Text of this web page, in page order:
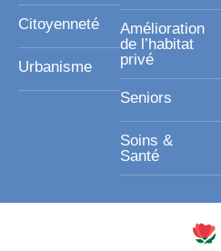
Citoyenneté
Urbanisme
Amélioration
de l’habitat
privé
Seniors
Soins &
Santé